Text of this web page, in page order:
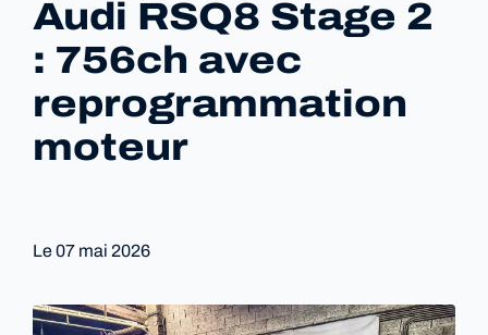
Audi RSQ8 Stage 2
: 756ch avec
reprogrammation
moteur
Le07 mai 2026